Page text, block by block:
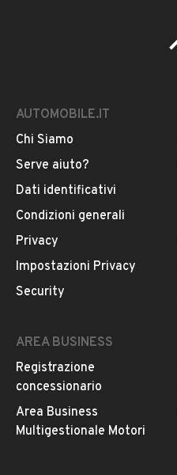
AUTOMOBILE.IT
Chi Siamo
Serve aiuto?
Dati identificativi
Condizioni generali
Privacy
Impostazioni Privacy
Security
AREA BUSINESS
Registrazione
concessionario
Area Business
Multigestionale Motori